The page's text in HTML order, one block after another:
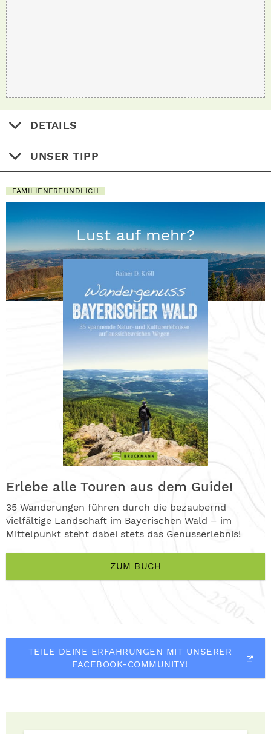
DETAILS
UNSER TIPP
FAMILIENFREUNDLICH
Lust auf mehr?
Erlebe alle Touren aus dem Guide!
35 Wanderungen führen durch die bezaubernd
vielfältige Landschaft im Bayerischen Wald – im
Mittelpunkt steht dabei stets das Genusserlebnis!
ZUM BUCH
TEILE DEINE ERFAHRUNGEN MIT UNSERER
FACEBOOK-COMMUNITY!